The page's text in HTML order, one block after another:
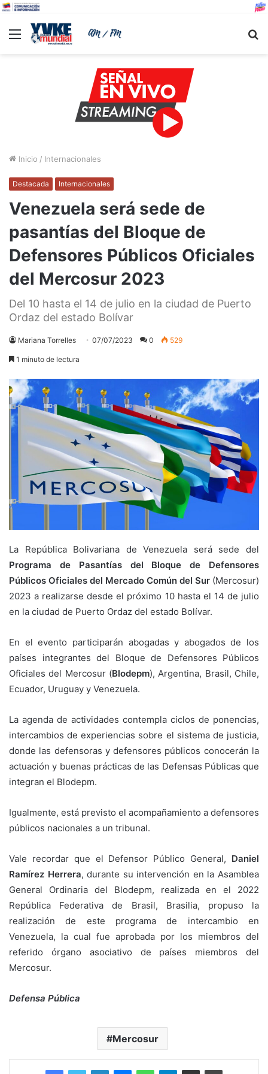
Menu
Inicio / Internacionales
Destacada Internacionales
Venezuela será sede de
pasantías del Bloque de
Defensores Públicos Oficiales
del Mercosur 2023
Del 10 hasta el 14 de julio en la ciudad de Puerto
Ordaz del estado Bolívar
Mariana Torrelles 07/07/2023 0 529
1 minuto de lectura
La República Bolivariana de Venezuela será sede del
Programa de Pasantías del Bloque de Defensores
Públicos Oficiales del Mercado Común del Sur (Mercosur)
2023 a realizarse desde el próximo 10 hasta el 14 de julio
en la ciudad de Puerto Ordaz del estado Bolívar.
En el evento participarán abogadas y abogados de los
países integrantes del Bloque de Defensores Públicos
Oficiales del Mercosur (Blodepm), Argentina, Brasil, Chile,
Ecuador, Uruguay y Venezuela.
La agenda de actividades contempla ciclos de ponencias,
intercambios de experiencias sobre el sistema de justicia,
donde las defensoras y defensores públicos conocerán la
actuación y buenas prácticas de las Defensas Públicas que
integran el Blodepm.
Igualmente, está previsto el acompañamiento a defensores
públicos nacionales a un tribunal.
Vale recordar que el Defensor Público General, Daniel
Ramírez Herrera, durante su intervención en la Asamblea
General Ordinaria del Blodepm, realizada en el 2022
República Federativa de Brasil, Brasilia, propuso la
realización de este programa de intercambio en
Venezuela, la cual fue aprobada por los miembros del
referido órgano asociativo de países miembros del
Mercosur.
Defensa Pública
Mercosur